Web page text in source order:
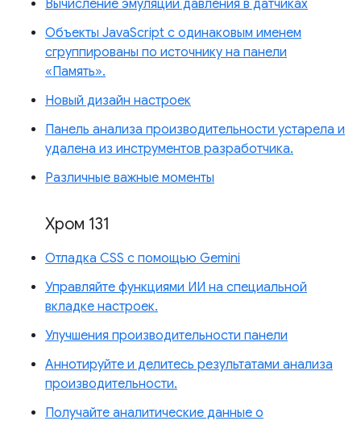
Вычисление эмуляции давления в датчиках
Объекты JavaScript с одинаковым именем
сгруппированы по источнику на панели
«Память».
Новый дизайн настроек
Панель анализа производительности устарела и
удалена из инструментов разработчика.
Различные важные моменты
Хром 131
Отладка CSS с помощью Gemini
Управляйте функциями ИИ на специальной
вкладке настроек.
Улучшения производительности панели
Аннотируйте и делитесь результатами анализа
производительности.
Получайте аналитические данные о